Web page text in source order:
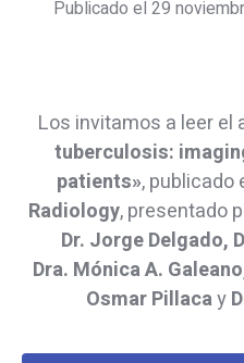
Publicado el 29
Los invitamos a leer el
tuberculosis:
patients», publicado
Radiology, presentado
Dr. Jorge Delgado,
Dra. Mónica A.
Osmar Pillacay